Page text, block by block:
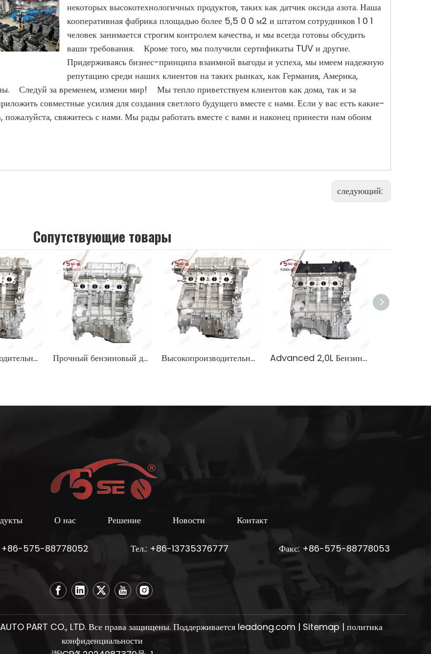
некоторых высокотехнологичных продуктов, таких как датчик оксида азота. Наша
кооперативная фабрика площадью более 5,5 0 0 м2 и штатом сотрудников 1 0 1
человек занимается строгим контролем качества, и мы всегда готовы обсудить
ваши требования. Кроме того, мы получили сертификаты TUV и другие.
Придерживаясь бизнес-принципа взаимной выгоды и успеха, мы имеем надежную
репутацию среди наших клиентов на таких рынках, как Германия, Америка,
Следуй за временем, измени мир! Мы тепло приветствуем клиентов как дома, так и за
совместные усилия для создания светлого будущего вместе с нами. Если у вас есть какие-
свяжитесь с нами. Мы рады работать вместе с вами и наконец принести нам обоим
следующий:
Cопутствующие товары
Высокопроизводительный двигатель Hyundai G4FJ для продажи надежный эффект Прочный бензиновый двигатель 1,8 л для внедорожников Hyundai Высокопроизводительный двигатель Hyundai G4FJ для продажи надежный эффект Advanced 2,0L Бензиновый двигатель G4FG для седанов Hyundai
О нас Решение Новости Контакт
+86-575-88778052 Тел.: +86-13735376777 Факс: +86-575-88778053
PART CO., LTD. Все права защищены. Поддерживается leadong.com | Sitemap | политика
конфиденциальности